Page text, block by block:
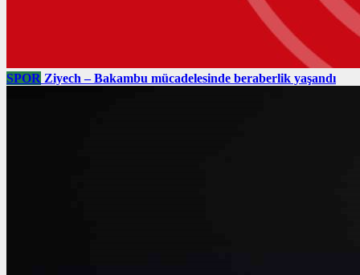
SPOR Ziyech – Bakambu mücadelesinde beraberlik yaşandı